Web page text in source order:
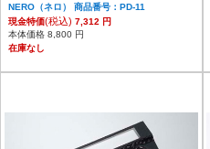
NERO（ネロ） 商品番号：PD-11
現金特価(税込) 7,312 円
本体価格 8,800 円
在庫なし